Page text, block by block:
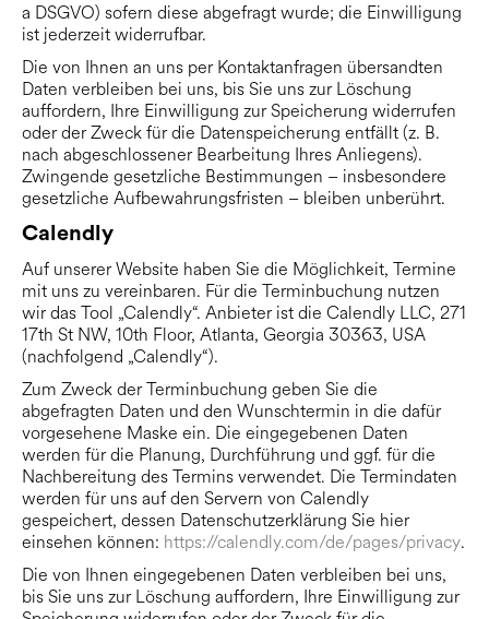
a DSGVO) sofern diese abgefragt wurde; die Einwilligung
ist jederzeit widerrufbar.
Die von Ihnen an uns per Kontaktanfragen übersandten
Daten verbleiben bei uns, bis Sie uns zur Löschung
auffordern, Ihre Einwilligung zur Speicherung widerrufen
oder der Zweck für die Datenspeicherung entfällt (z. B.
nach abgeschlossener Bearbeitung Ihres Anliegens).
Zwingende gesetzliche Bestimmungen – insbesondere
gesetzliche Aufbewahrungsfristen – bleiben unberührt.
Calendly
Auf unserer Website haben Sie die Möglichkeit, Termine
mit uns zu vereinbaren. Für die Terminbuchung nutzen
wir das Tool „Calendly“. Anbieter ist die Calendly LLC, 271
17th St NW, 10th Floor, Atlanta, Georgia 30363, USA
(nachfolgend „Calendly“).
Zum Zweck der Terminbuchung geben Sie die
abgefragten Daten und den Wunschtermin in die dafür
vorgesehene Maske ein. Die eingegebenen Daten
werden für die Planung, Durchführung und ggf. für die
Nachbereitung des Termins verwendet. Die Termindaten
werden für uns auf den Servern von Calendly
gespeichert, dessen Datenschutzerklärung Sie hier
einsehen können: https://calendly.com/de/pages/privacy.
Die von Ihnen eingegebenen Daten verbleiben bei uns,
bis Sie uns zur Löschung auffordern, Ihre Einwilligung zur